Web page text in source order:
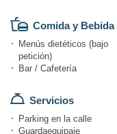
Comida y Bebida
Menús dietéticos (bajo
petición)
Bar / Cafetería
Servicios
Parking en la calle
Guardaequipaje